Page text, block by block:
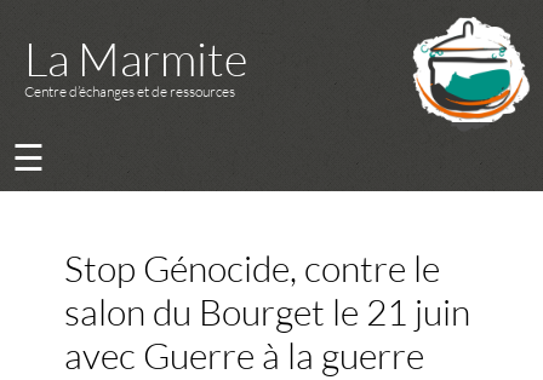
La Marmite
Centre d’échanges et de ressources
☰
Stop Génocide, contre le
salon du Bourget le 21 juin
avec Guerre à la guerre